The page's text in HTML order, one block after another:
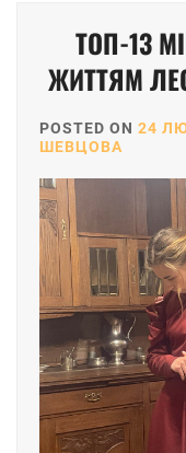
ТОП-13
ЖИТТЯМ
POSTED ON 24
ШЕВЦОВА